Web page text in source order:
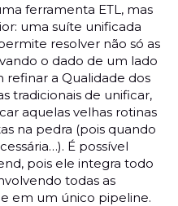
ferramenta ETL, mas
uma suíte unificada
resolver não só as
o dado de um lado
a Qualidade dos
tradicionais de unificar,
aquelas velhas rotinas
na pedra (pois quando
É possível
pois ele integra todo
todas as
em um único pipeline.